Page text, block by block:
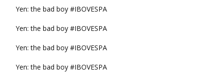
Yen: the bad boy #IBOVESPA
Yen: the bad boy #IBOVESPA
Yen: the bad boy #IBOVESPA
Yen: the bad boy #IBOVESPA